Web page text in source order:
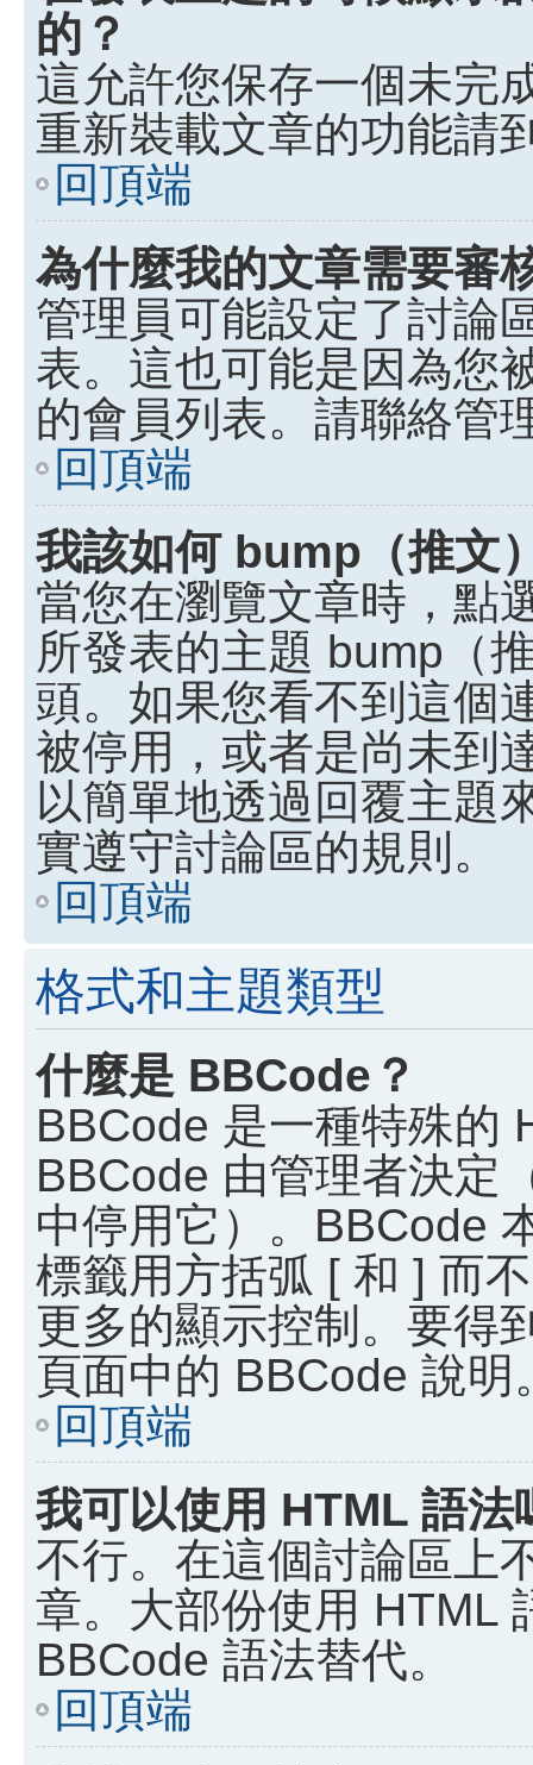
的？
這允許您保存一個未完
重新裝載文章的功能請
回頂端
為什麼我的文章需要審
管理員可能設定了討論
表。這也可能是因為您
的會員列表。請聯絡管
回頂端
我該如何 bump（推文
當您在瀏覽文章時，點
所發表的主題 bump（
頭。如果您看不到這個
被停用，或者是尚未到
以簡單地透過回覆主題
實遵守討論區的規則。
回頂端
格式和主題類型
什麼是 BBCode？
BBCode 是一種特殊的
BBCode 由管理者決定
中停用它）。BBCode
標籤用方括弧 [ 和 ] 而
更多的顯示控制。要得
頁面中的 BBCode 說明
回頂端
我可以使用 HTML 語法
不行。在這個討論區上
章。大部份使用 HTML
BBCode 語法替代。
回頂端